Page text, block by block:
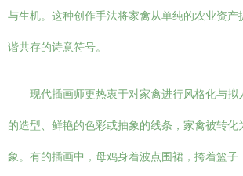
与生机。这种创作手法将家禽从单纯的农业资产
谐共存的诗意符号。
现代插画师更热衷于对家禽进行风格化与拟
的造型、鲜艳的色彩或抽象的线条，家禽被转化
象。有的插画中，母鸡身着波点围裙，挎着篮子